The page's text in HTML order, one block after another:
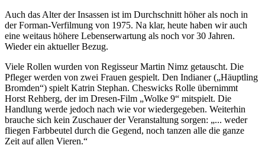
Auch das Alter der Insassen ist im Durchschnitt höher als noch in
der Forman-Verfilmung von 1975. Na klar, heute haben wir auch
eine weitaus höhere Lebenserwartung als noch vor 30 Jahren.
Wieder ein aktueller Bezug.
Viele Rollen wurden von Regisseur Martin Nimz getauscht. Die
Pfleger werden von zwei Frauen gespielt. Den Indianer („Häuptling
Bromden“) spielt Katrin Stephan. Cheswicks Rolle übernimmt
Horst Rehberg, der im Dresen-Film „Wolke 9“ mitspielt. Die
Handlung werde jedoch nach wie vor wiedergegeben. Weiterhin
brauche sich kein Zuschauer der Veranstaltung sorgen: „... weder
fliegen Farbbeutel durch die Gegend, noch tanzen alle die ganze
Zeit auf allen Vieren.“